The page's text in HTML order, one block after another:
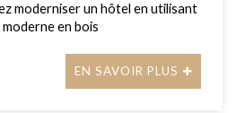
moderniser un hôtel en utilisant
en bois
EN SAVOIR PLUS